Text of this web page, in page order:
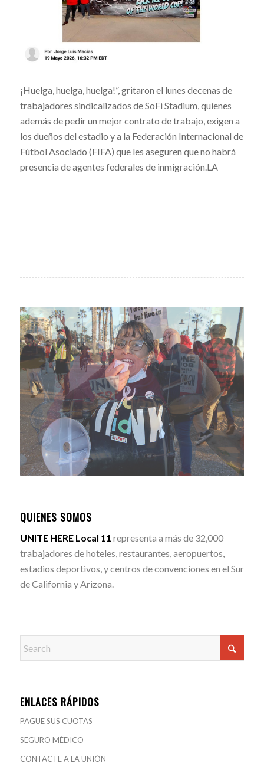
¡Huelga, huelga, huelga!”, gritaron el lunes decenas de
trabajadores sindicalizados de SoFi Stadium, quienes
además de pedir un mejor contrato de trabajo, exigen a
los dueños del estadio y a la Federación Internacional de
Fútbol Asociado (FIFA) que les aseguren que no habrá
presencia de agentes federales de inmigración.LA
QUIENES SOMOS
UNITE HERE Local 11 representa a más de 32,000
trabajadores de hoteles, restaurantes, aeropuertos,
estadios deportivos, y centros de convenciones en el Sur
de California y Arizona.
ENLACES RÁPIDOS
PAGUE SUS CUOTAS
SEGURO MÉDICO
CONTACTE A LA UNIÓN